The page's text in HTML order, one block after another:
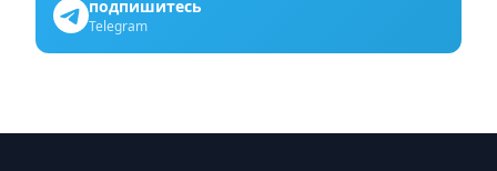
подпишитесь
Telegram